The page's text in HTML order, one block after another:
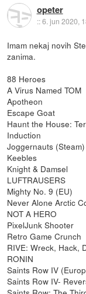
opeter
::6. jun 2020,
Imam nekaj novih
zanima.
88 Heroes
A Virus Named TOM
Apotheon
Escape Goat
Haunt the House:
Induction
Joggernauts (Steam)
Keebles
Knight & Damsel
LUFTRAUSERS
Mighty No. 9 (EU)
Never Alone Arctic
NOT A HERO
PixelJunk Shooter
Retro Game Crunch
RIVE: Wreck, Hack,
RONIN
Saints Row IV
Saints Row IV-